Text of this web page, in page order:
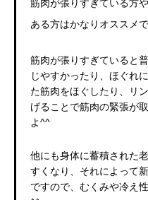
筋肉が張りすぎている方
ある方はかなりオススメで
筋肉が張りすぎていると
じやすかったり、ほぐれ
た筋肉をほぐしたり、リ
げることで筋肉の緊張が
よ^^
他にも身体に蓄積された
すくなり、それによって
ですので、むくみや冷え